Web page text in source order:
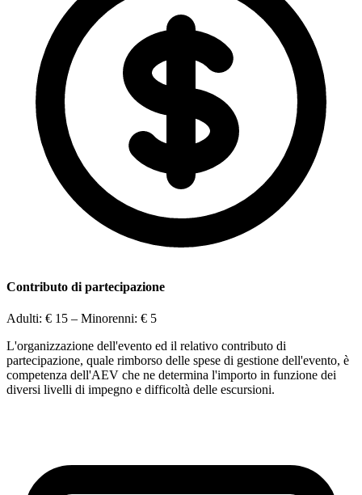
Contributo di partecipazione
Adulti: € 15 – Minorenni: € 5
L'organizzazione dell'evento ed il relativo contributo di
partecipazione, quale rimborso delle spese di gestione dell'evento, è
competenza dell'AEV che ne determina l'importo in funzione dei
diversi livelli di impegno e difficoltà delle escursioni.